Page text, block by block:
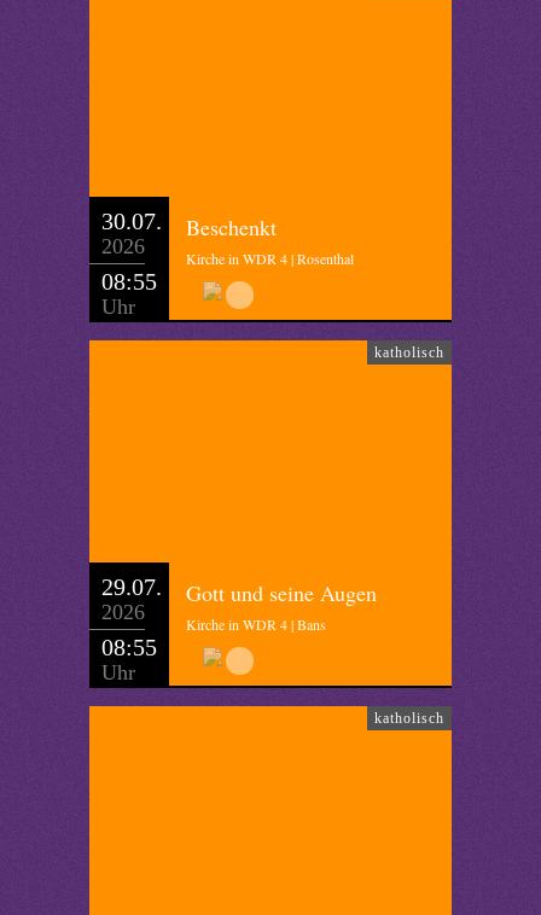
30.07.
2026
08:55
Uhr
Beschenkt
Kirche in WDR 4 | Rosenthal
katholisch
29.07.
2026
08:55
Uhr
Gott und seine Augen
Kirche in WDR 4 | Bans
katholisch